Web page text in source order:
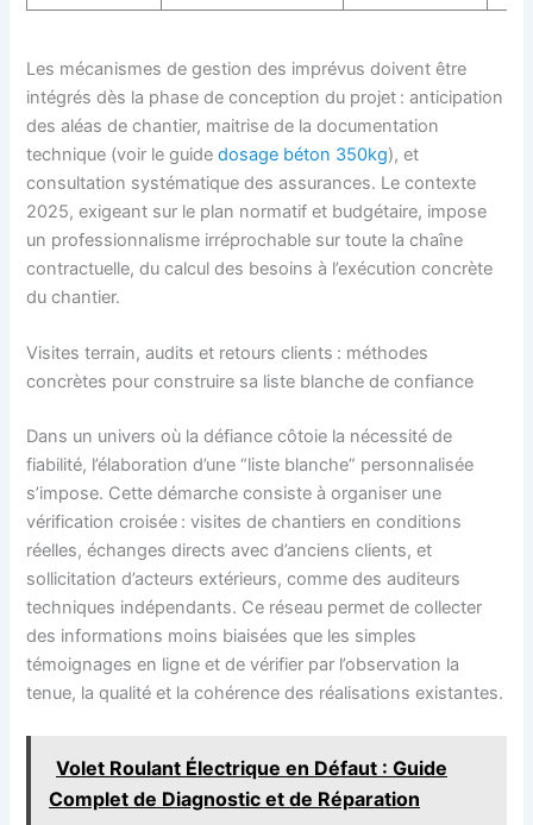
Les mécanismes de gestion des imprévus doivent être
intégrés dès la phase de conception du projet : anticipation
des aléas de chantier, maitrise de la documentation
technique (voir le guidedosage béton 350kg), et
consultation systématique des assurances. Le contexte
2025, exigeant sur le plan normatif et budgétaire, impose
un professionnalisme irréprochable sur toute la chaîne
contractuelle, du calcul des besoins à l’exécution concrète
du chantier.
Visites terrain, audits et retours clients : méthodes
concrètes pour construire sa liste blanche de confiance
Dans un univers où la défiance côtoie la nécessité de
fiabilité, l’élaboration d’une “liste blanche” personnalisée
s’impose. Cette démarche consiste à organiser une
vérification croisée : visites de chantiers en conditions
réelles, échanges directs avec d’anciens clients, et
sollicitation d’acteurs extérieurs, comme des auditeurs
techniques indépendants. Ce réseau permet de collecter
des informations moins biaisées que les simples
témoignages en ligne et de vérifier par l’observation la
tenue, la qualité et la cohérence des réalisations existantes.
Volet Roulant Électrique en Défaut : Guide
Complet de Diagnostic et de Réparation